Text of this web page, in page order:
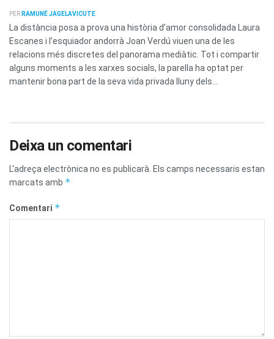
PER RAMUNÉ JAGELAVICUTE
La distància posa a prova una història d’amor consolidada Laura
Escanes i l’esquiador andorrà Joan Verdú viuen una de les
relacions més discretes del panorama mediàtic. Tot i compartir
alguns moments a les xarxes socials, la parella ha optat per
mantenir bona part de la seva vida privada lluny dels...
Deixa un comentari
L'adreça electrònica no es publicarà. Els camps necessaris estan
marcats amb *
Comentari *